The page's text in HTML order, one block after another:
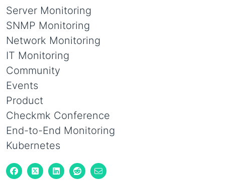
Server Monitoring
SNMP Monitoring
Network Monitoring
IT Monitoring
Community
Events
Product
Checkmk Conference
End-to-End Monitoring
Kubernetes